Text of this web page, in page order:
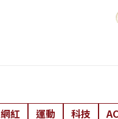
網紅 運動 科技